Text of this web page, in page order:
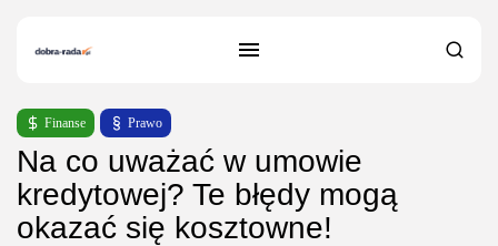
Finanse Prawo
Na co uważać w umowie
kredytowej? Te błędy mogą
okazać się kosztowne!